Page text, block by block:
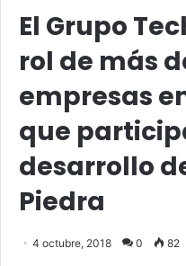
El Grupo
rol de más
empresas
que
desarrollo
Piedra
4 octubre, 2018 0 82